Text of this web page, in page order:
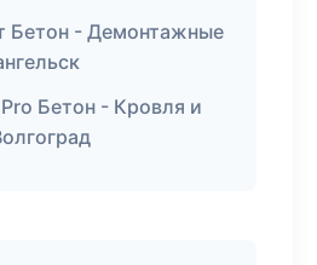
Бетон - Демонтажные
Бетон - Кровля и